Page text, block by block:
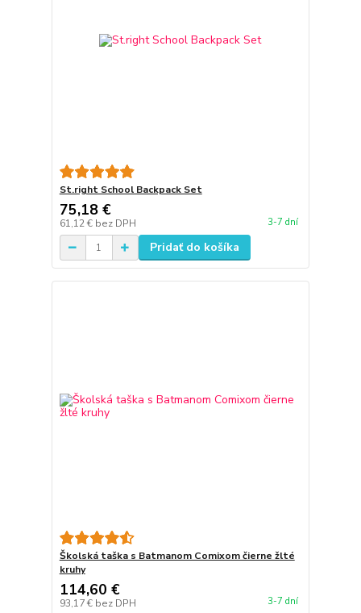
St.right School Backpack Set
75,18 €
61,12 € bez DPH 3-7 dní
Pridať do košíka
Školská taška s Batmanom Comixom čierne žlté
kruhy
114,60 €
93,17 € bez DPH 3-7 dní